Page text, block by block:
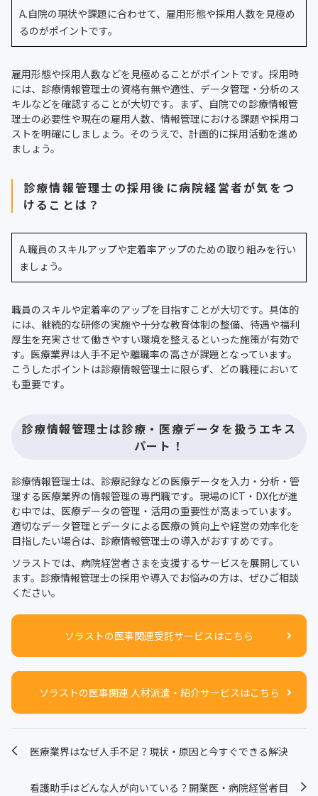
A.自院の現状や課題に合わせて、雇用形態や採用人数を見極め
るのがポイントです。
雇用形態や採用人数などを見極めることがポイントです。採用時
には、診療情報管理士の資格有無や適性、データ管理・分析のス
キルなどを確認することが大切です。まず、自院での診療情報管
理士の必要性や現在の雇用人数、情報管理における課題や採用コ
ストを明確にしましょう。そのうえで、計画的に採用活動を進め
ましょう。
診療情報管理士の採用後に病院経営者が気をつ
けることは？
A.職員のスキルアップや定着率アップのための取り組みを行い
ましょう。
職員のスキルや定着率のアップを目指すことが大切です。具体的
には、継続的な研修の実施や十分な教育体制の整備、待遇や福利
厚生を充実させて働きやすい環境を整えるといった施策が有効で
す。医療業界は人手不足や離職率の高さが課題となっています。
こうしたポイントは診療情報管理士に限らず、どの職種において
も重要です。
診療情報管理士は診療・医療データを扱うエキス
パート！
診療情報管理士は、診療記録などの医療データを入力・分析・管
理する医療業界の情報管理の専門職です。現場のICT・DX化が進
む中では、医療データの管理・活用の重要性が高まっています。
適切なデータ管理とデータによる医療の質向上や経営の効率化を
目指したい場合は、診療情報管理士の導入がおすすめです。
ソラストでは、病院経営者さまを支援するサービスを展開してい
ます。診療情報管理士の採用や導入でお悩みの方は、ぜひご相談
ください。
ソラストの医事関連受託サービスはこちら
ソラストの医事関連 人材派遣・紹介サービスはこちら
医療業界はなぜ人手不足？現状・原因と今すぐできる解決
看護助手はどんな人が向いている？開業医・病院経営者目